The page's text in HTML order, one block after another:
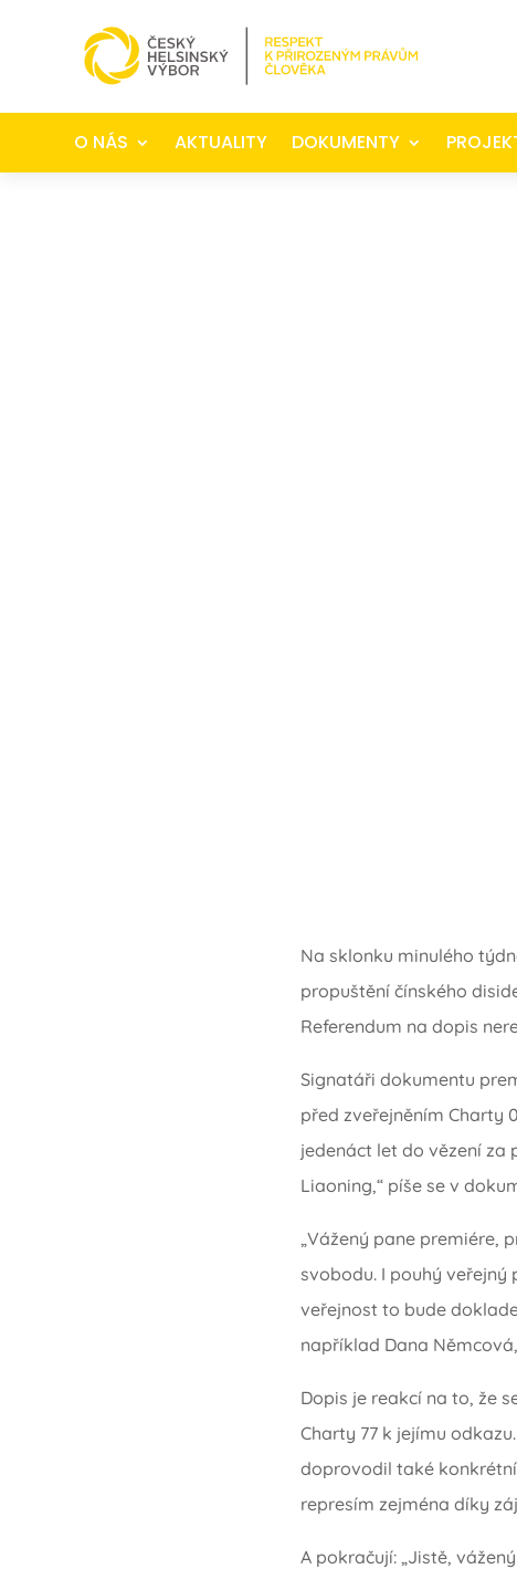
O NÁS AKTUALITY DOKUMENTY
Na sklonku minulého
propuštění čínského
Referendum na dopis
Signatáři dokumentu
před zveřejněním Charty
jedenáct let do vězení za
Liaoning,“ píše se v
„Vážený pane premiére,
svobodu. I pouhý veřejný
veřejnost to bude
například Dana
Dopis je reakcí na to, že
Charty 77 k jejímu
doprovodil také
represím zejména díky
A pokračují: „Jistě,